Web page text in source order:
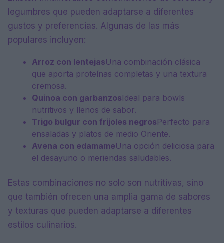
legumbres que pueden adaptarse a diferentes
gustos y preferencias. Algunas de las más
populares incluyen:
Arroz con lentejasUna combinación clásica
que aporta proteínas completas y una textura
cremosa.
Quinoa con garbanzosIdeal para bowls
nutritivos y llenos de sabor.
Trigo bulgur con frijoles negrosPerfecto para
ensaladas y platos de medio Oriente.
Avena con edamameUna opción deliciosa para
el desayuno o meriendas saludables.
Estas combinaciones no solo son nutritivas, sino
que también ofrecen una amplia gama de sabores
y texturas que pueden adaptarse a diferentes
estilos culinarios.